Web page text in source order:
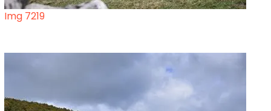
Img 7219